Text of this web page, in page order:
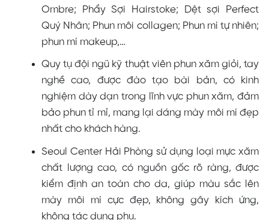
Ombre; Phẩy Sợi Hairstoke; Dệt sợi Perfect
Quý Nhân; Phun môi collagen; Phun mí tự nhiên;
phun mí makeup,…
Quy tụ đội ngũ kỹ thuật viên phun xăm giỏi, tay
nghề cao, được đào tạo bài bản, có kinh
nghiệm dày dạn trong lĩnh vực phun xăm, đảm
bảo phun tỉ mỉ, mang lại dáng mày môi mí đẹp
nhất cho khách hàng.
Seoul Center Hải Phòng sử dụng loại mực xăm
chất lượng cao, có nguồn gốc rõ ràng, được
kiểm định an toàn cho da, giúp màu sắc lên
mày môi mí cực đẹp, không gây kích ứng,
không tác dụng phụ.